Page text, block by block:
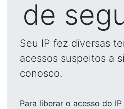
de
Seu IP fez diversas
acessos suspeitos a
conosco.
Para liberar o acesso do IP